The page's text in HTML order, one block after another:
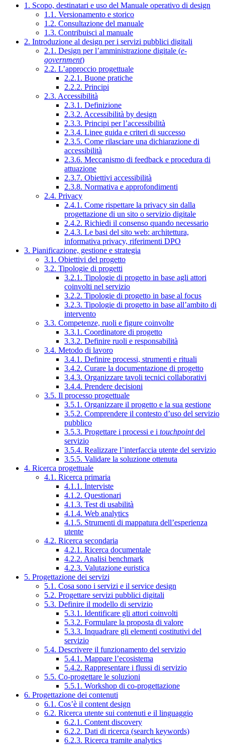
1. Scopo, destinatari e uso del Manuale operativo di design
1.1. Versionamento e storico
1.2. Consultazione del manuale
1.3. Contribuisci al manuale
2. Introduzione al design per i servizi pubblici digitali
2.1. Design per l’amministrazione digitale (e-
government)
2.2. L’approccio progettuale
2.2.1. Buone pratiche
2.2.2. Principi
2.3. Accessibilità
2.3.1. Definizione
2.3.2. Accessibilità by design
2.3.3. Principi per l’accessibilità
2.3.4. Linee guida e criteri di successo
2.3.5. Come rilasciare una dichiarazione di
accessibilità
2.3.6. Meccanismo di feedback e procedura di
attuazione
2.3.7. Obiettivi accessibilità
2.3.8. Normativa e approfondimenti
2.4. Privacy
2.4.1. Come rispettare la privacy sin dalla
progettazione di un sito o servizio digitale
2.4.2. Richiedi il consenso quando necessario
2.4.3. Le basi del sito web: architettura,
informativa privacy, riferimenti DPO
3. Pianificazione, gestione e strategia
3.1. Obiettivi del progetto
3.2. Tipologie di progetti
3.2.1. Tipologie di progetto in base agli attori
coinvolti nel servizio
3.2.2. Tipologie di progetto in base al focus
3.2.3. Tipologie di progetto in base all’ambito di
intervento
3.3. Competenze, ruoli e figure coinvolte
3.3.1. Coordinatore di progetto
3.3.2. Definire ruoli e responsabilità
3.4. Metodo di lavoro
3.4.1. Definire processi, strumenti e rituali
3.4.2. Curare la documentazione di progetto
3.4.3. Organizzare tavoli tecnici collaborativi
3.4.4. Prendere decisioni
3.5. Il processo progettuale
3.5.1. Organizzare il progetto e la sua gestione
3.5.2. Comprendere il contesto d’uso del servizio
pubblico
3.5.3. Progettare i processi e i touchpointdel
servizio
3.5.4. Realizzare l’interfaccia utente del servizio
3.5.5. Validare la soluzione ottenuta
4. Ricerca progettuale
4.1. Ricerca primaria
4.1.1. Interviste
4.1.2. Questionari
4.1.3. Test di usabilità
4.1.4. Web analytics
4.1.5. Strumenti di mappatura dell’esperienza
utente
4.2. Ricerca secondaria
4.2.1. Ricerca documentale
4.2.2. Analisi benchmark
4.2.3. Valutazione euristica
5. Progettazione dei servizi
5.1. Cosa sono i servizi e il service design
5.2. Progettare servizi pubblici digitali
5.3. Definire il modello di servizio
5.3.1. Identificare gli attori coinvolti
5.3.2. Formulare la proposta di valore
5.3.3. Inquadrare gli elementi costitutivi del
servizio
5.4. Descrivere il funzionamento del servizio
5.4.1. Mappare l’ecosistema
5.4.2. Rappresentare i flussi di servizio
5.5. Co-progettare le soluzioni
5.5.1. Workshop di co-progettazione
6. Progettazione dei contenuti
6.1. Cos’è il content design
6.2. Ricerca utente sui contenuti e il linguaggio
6.2.1. Content discovery
6.2.2. Dati di ricerca (search keywords)
6.2.3. Ricerca tramite analytics